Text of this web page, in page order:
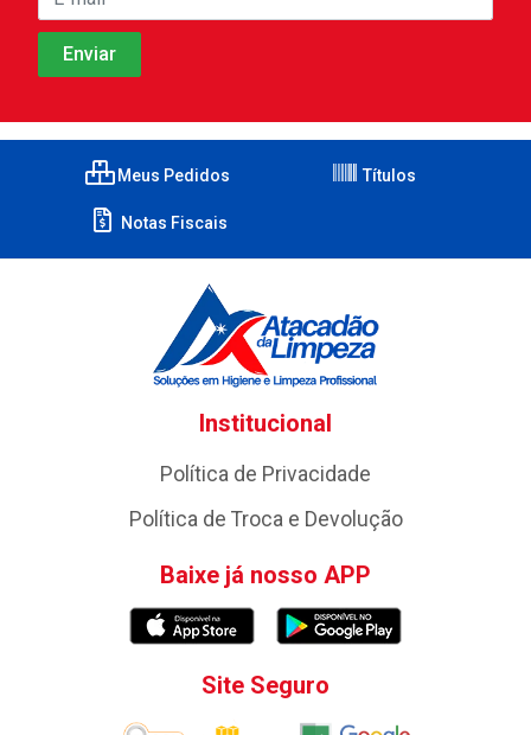
Meus Pedidos Títulos
Notas Fiscais
Institucional
Política de Privacidade
Política de Troca e Devolução
Baixe já nosso APP
Site Seguro